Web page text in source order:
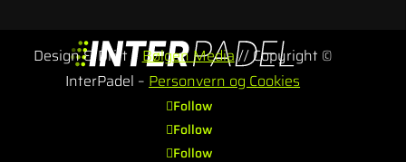
Design & Drift – Bølgen Media// Copyright ©
InterPadel – Personvern og Cookies
Follow
Follow
Follow